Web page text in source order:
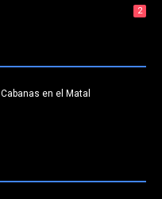
2
Cabanas en el Matal